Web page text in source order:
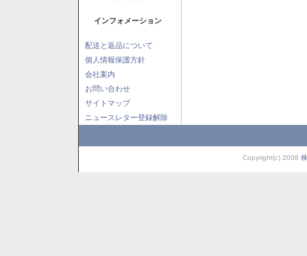
インフォメーション
配送と返品について
個人情報保護方針
会社案内
お問い合わせ
サイトマップ
ニュースレター登録解除
Copyright(c) 2008